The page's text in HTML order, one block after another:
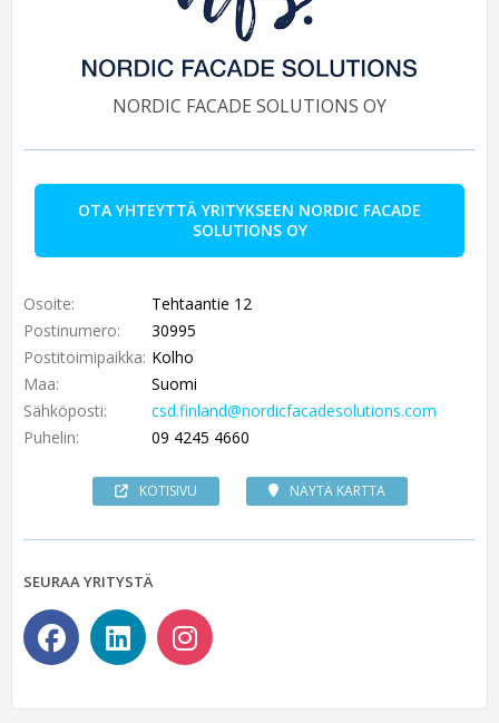
NORDIC FACADE SOLUTIONS OY
OTA YHTEYTTÄ YRITYKSEEN NORDIC FACADE
SOLUTIONS OY
Osoite:
Tehtaantie 12
Postinumero:
30995
Postitoimipaikka: Kolho
Maa:
Suomi
Sähköposti:
csd.finland@nordicfacadesolutions.com
Puhelin:
09 4245 4660
KOTISIVU NÄYTÄ KARTTA
SEURAA YRITYSTÄ